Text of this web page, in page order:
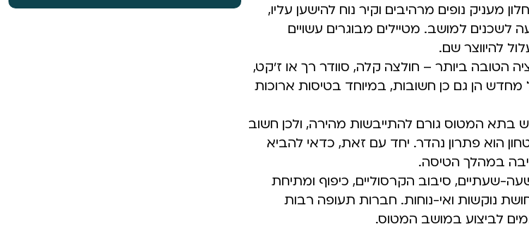
נופים מרהיבים וקיר נוח להישען עליו,
למושב. מטיילים מבוגרים עשויים
להיווצר שם.
הטובה ביותר – חולצה קלה, סוודר רך או ז'קט,
מחדש הן גם כן חשובות, במיוחד בטיסות ארוכות
בתא המטוס גורם להתייבשות מהירה, ולכן חשוב
הוא פתרון נהדר. יחד עם זאת, כדאי להביא
במהלך הטיסה.
שעתיים, סיבוב הקרסוליים, כיפוף ומתיחת
נוקשות ואי-נוחות. חברות תעופה רבות
לביצוע במושב המטוס.